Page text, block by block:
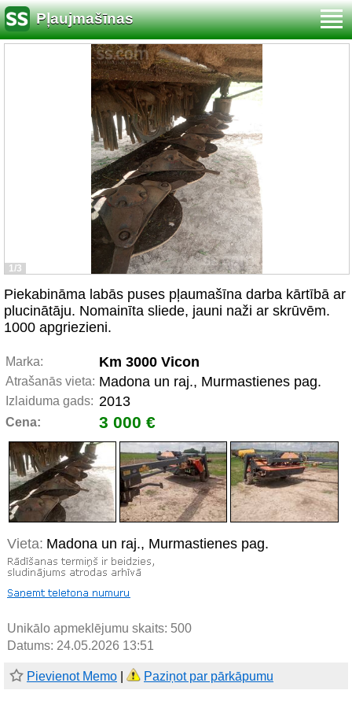
Pļaujmašīnas
1/3
Piekabināma labās puses pļaumašīna darba kārtībā ar
plucinātāju. Nomainīta sliede, jauni naži ar skrūvēm.
1000 apgriezieni.
Marka: Km 3000 Vicon
Atrašanās vieta: Madona un raj., Murmastienes pag.
Izlaiduma gads: 2013
Cena: 3 000 €
Vieta: Madona un raj., Murmastienes pag.
Unikālo apmeklējumu skaits: 500
Datums: 24.05.2026 13:51
Pievienot Memo Paziņot par pārkāpumu